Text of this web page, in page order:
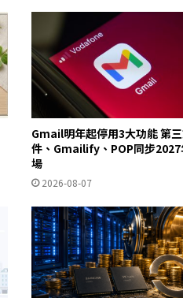
Gmail明年起停用3大功能 第
件、Gmailify、POP同步2027
場
2026-08-07